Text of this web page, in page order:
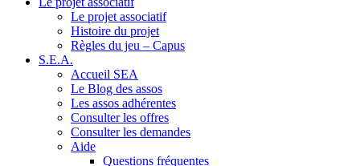
Le projet associatif
Histoire du projet
Règles du jeu – Capus
S.E.A.
Accueil SEA
Le Blog des assos
Les assos adhérentes
Consulter les offres
Consulter les demandes
Aide
Questions fréquentes